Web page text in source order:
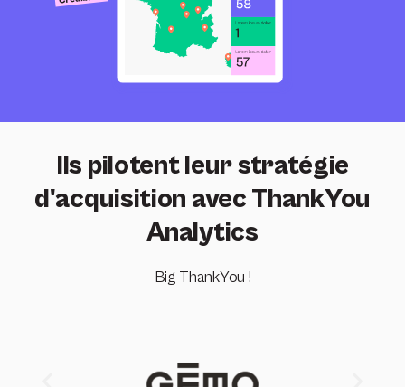
Ils pilotent leur stratégie
d'acquisition avec ThankYou
Analytics
Big ThankYou !